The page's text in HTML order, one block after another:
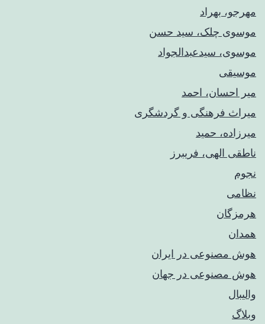
مهرجو، بهراد
موسوی چلک، سید حسن
موسوی، سیدعبدالجواد
موسیقی
میر احسان، احمد
میراث فرهنگی و گردشگری
میرزاده، حمید
ناطقی الهی، فریبرز
نجوم
نظامی
هرمزگان
همدان
هوش مصنوعی در ایران
هوش مصنوعی در جهان
والیبال
وبلاگ